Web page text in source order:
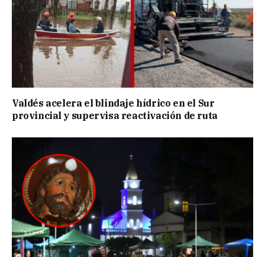
Valdés acelera el blindaje hídrico en el Sur
provincial y supervisa reactivación de ruta